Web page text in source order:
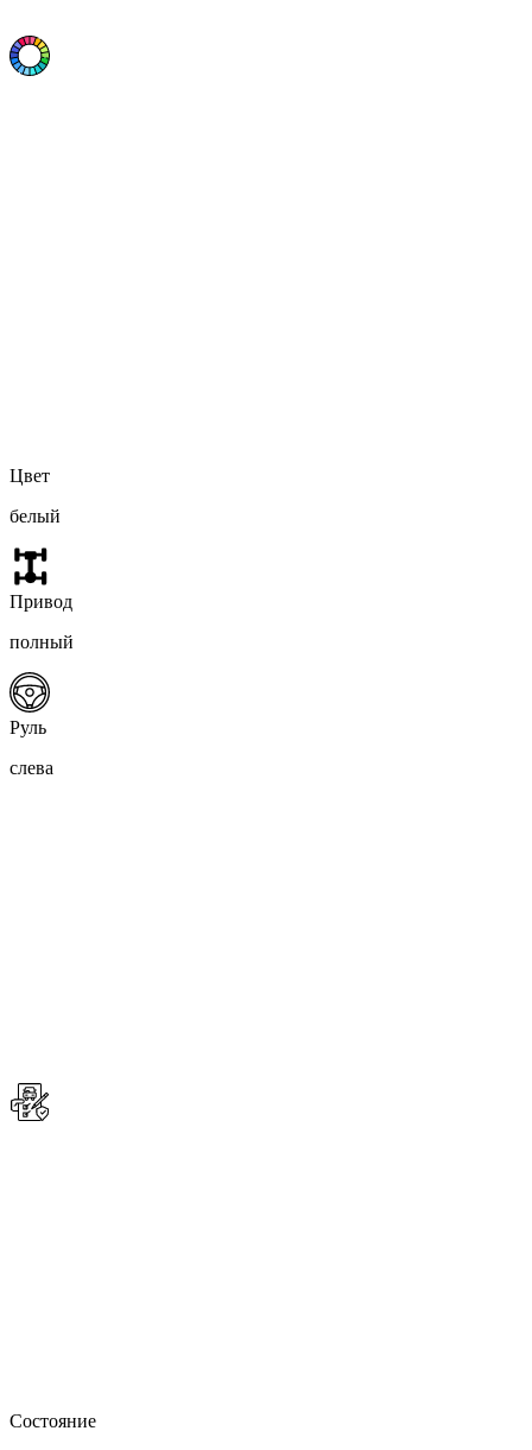
Цвет
белый
Привод
полный
Руль
слева
Состояние